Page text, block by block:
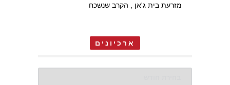
מזרעת בית ג'אן , הקרב שנשכח
ארכיונים